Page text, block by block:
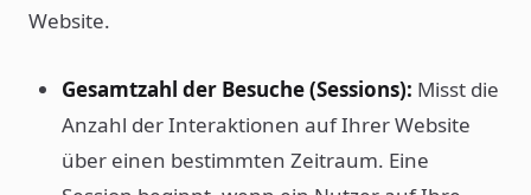
Website.
Gesamtzahl der Besuche (Sessions): Misst die
Anzahl der Interaktionen auf Ihrer Website
über einen bestimmten Zeitraum. Eine